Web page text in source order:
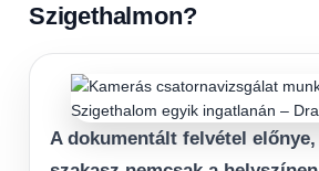
Szigethalmon?
A dokumentált felvétel